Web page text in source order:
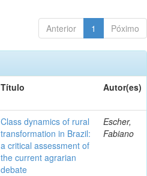
Anterior 1 Póximo
Título Autor(es)
Class dynamics of rural
transformation in Brazil:
a critical assessment of
the current agrarian
debate
Escher,
Fabiano